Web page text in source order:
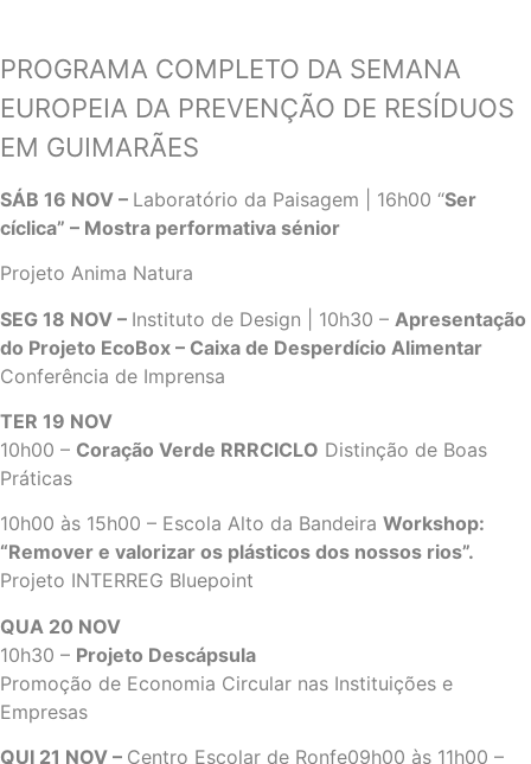
PROGRAMA COMPLETO DA SEMANA
EUROPEIA DA PREVENÇÃO DE RESÍDUOS
EM GUIMARÃES
SÁB 16 NOV – Laboratório da Paisagem | 16h00 “Ser
cíclica” – Mostra performativa sénior
Projeto Anima Natura
SEG 18 NOV – Instituto de Design | 10h30 – Apresentação
do Projeto EcoBox – Caixa de Desperdício Alimentar
Conferência de Imprensa
TER 19 NOV
10h00 – Coração Verde RRRCICLO Distinção de Boas
Práticas
10h00 às 15h00 – Escola Alto da Bandeira Workshop:
“Remover e valorizar os plásticos dos nossos rios”.
Projeto INTERREG Bluepoint
QUA 20 NOV
10h30 – Projeto Descápsula
Promoção de Economia Circular nas Instituições e
Empresas
QUI 21 NOV – Centro Escolar de Ronfe09h00 às 11h00 –